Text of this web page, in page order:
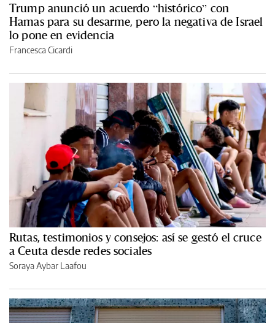
Trump anunció un acuerdo “histórico” con
Hamas para su desarme, pero la negativa de Israel
lo pone en evidencia
Francesca Cicardi
Rutas, testimonios y consejos: así se gestó el cruce
a Ceuta desde redes sociales
Soraya Aybar Laafou